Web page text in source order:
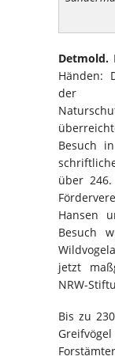
Detmold.
Händen:
der
Besuch
über
Hansen
Besuch
jetzt
NRW-
Bis zu